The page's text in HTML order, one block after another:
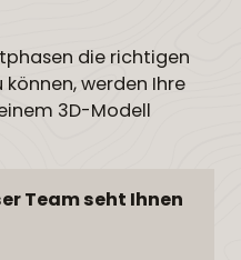
die richtigen
werden Ihre
3D-Modell
Team seht Ihnen